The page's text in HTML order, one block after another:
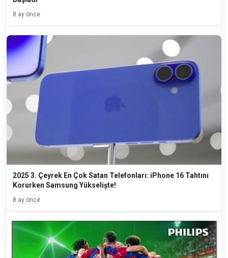
8 ay önce
2025 3. Çeyrek En Çok Satan Telefonları: iPhone 16 Tahtını
Korurken Samsung Yükselişte!
8 ay önce